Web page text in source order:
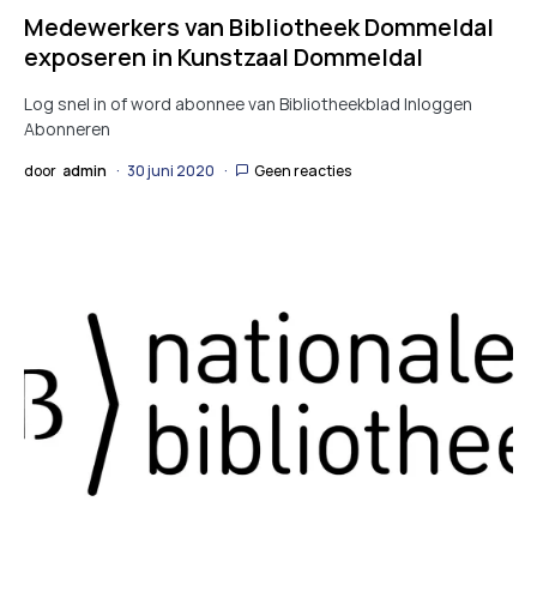
Medewerkers van Bibliotheek Dommeldal
exposeren in Kunstzaal Dommeldal
Log snel in of word abonnee van Bibliotheekblad Inloggen
Abonneren
door admin 30 juni 2020 Geen reacties